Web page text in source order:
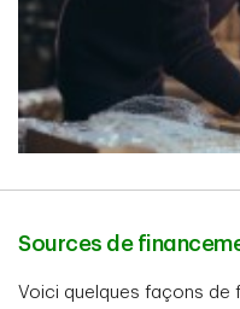
Sources de
Voici quelques façons de